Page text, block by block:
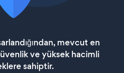
mevcut en
ve yüksek hacimli
sahiptir.